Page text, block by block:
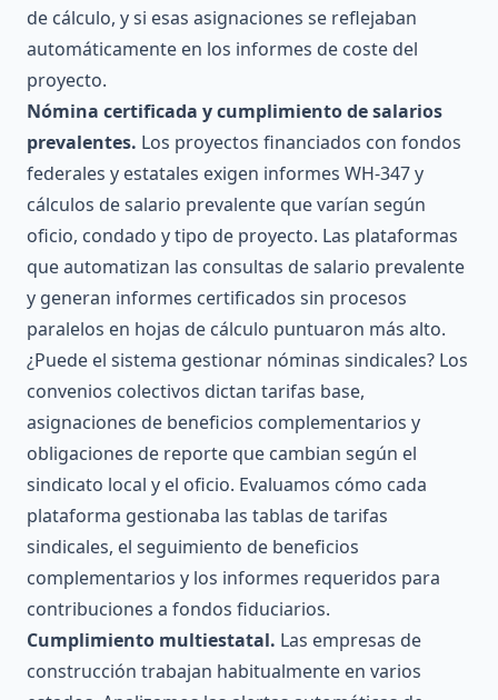
de cálculo, y si esas asignaciones se reflejaban
automáticamente en los informes de coste del
proyecto.
Nómina certificada y cumplimiento de salarios
prevalentes. Los proyectos financiados con fondos
federales y estatales exigen informes WH-347 y
cálculos de salario prevalente que varían según
oficio, condado y tipo de proyecto. Las plataformas
que automatizan las consultas de salario prevalente
y generan informes certificados sin procesos
paralelos en hojas de cálculo puntuaron más alto.
¿Puede el sistema gestionar nóminas sindicales? Los
convenios colectivos dictan tarifas base,
asignaciones de beneficios complementarios y
obligaciones de reporte que cambian según el
sindicato local y el oficio. Evaluamos cómo cada
plataforma gestionaba las tablas de tarifas
sindicales, el seguimiento de beneficios
complementarios y los informes requeridos para
contribuciones a fondos fiduciarios.
Cumplimiento multiestatal. Las empresas de
construcción trabajan habitualmente en varios